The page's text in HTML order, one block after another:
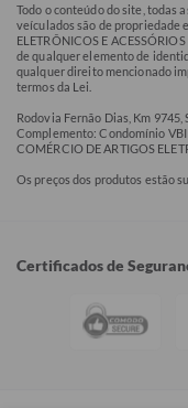
Todo o conteúdo do site, todas
veículados são de propriedade
ELETRÔNICOS E
de qualquer elemento de
qualquer direito mencionado
termos da Lei.
Rodovia Fernão Dias, Km
Complemento: Condomínio VBI
COMÉRCIO DE ARTIGOS
Os preços dos produtos estão
Certificados de